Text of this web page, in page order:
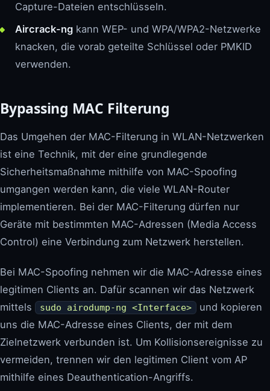
Capture-Dateien entschlüsseln.
Aircrack-ngkann WEP- und WPA/WPA2-Netzwerke
knacken, die vorab geteilte Schlüssel oder PMKID
verwenden.
Bypassing MAC Filterung
Das Umgehen der MAC-Filterung in WLAN-Netzwerken
ist eine Technik, mit der eine grundlegende
Sicherheitsmaßnahme mithilfe von MAC-Spoofing
umgangen werden kann, die viele WLAN-Router
implementieren. Bei der MAC-Filterung dürfen nur
Geräte mit bestimmten MAC-Adressen (Media Access
Control) eine Verbindung zum Netzwerk herstellen.
Bei MAC-Spoofing nehmen wir die MAC-Adresse eines
legitimen Clients an. Dafür scannen wir das Netzwerk
mittels
sudo airodump-ng <Interface>
und kopieren
uns die MAC-Adresse eines Clients, der mit dem
Zielnetzwerk verbunden ist. Um Kollisionsereignisse zu
vermeiden, trennen wir den legitimen Client vom AP
mithilfe eines Deauthentication-Angriffs.